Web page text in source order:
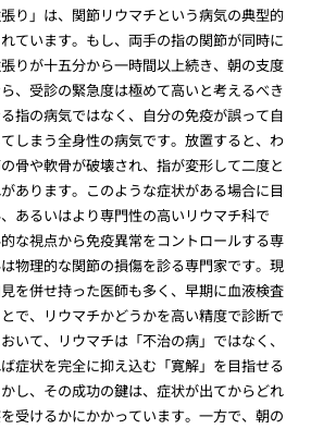
り」は、関節リウマチという病気の典型的
ています。もし、両手の指の関節が同時に
りが十五分から一時間以上続き、朝の支度
、受診の緊急度は極めて高いと考えるべき
指の病気ではなく、自分の免疫が誤って自
しまう全身性の病気です。放置すると、わ
骨や軟骨が破壊され、指が変形して二度と
あります。このような症状がある場合に目
あるいはより専門性の高いリウマチ科で
な視点から免疫異常をコントロールする専
物理的な関節の損傷を診る専門家です。現
を併せ持った医師も多く、早期に血液検査
で、リウマチかどうかを高い精度で診断で
いて、リウマチは「不治の病」ではなく、
症状を完全に抑え込む「寛解」を目指せる
し、その成功の鍵は、症状が出てからどれ
受けるかにかかっています。一方で、朝の